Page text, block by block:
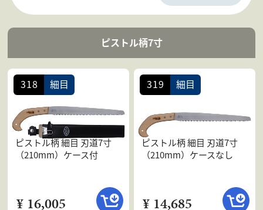
ピストル柄7寸
ピストル柄 細目 刃道7寸
（210mm）ケース付
¥ 16,005
318 細目
ピストル柄 細目 刃道7寸
（210mm）ケースなし
¥ 14,685
319 細目